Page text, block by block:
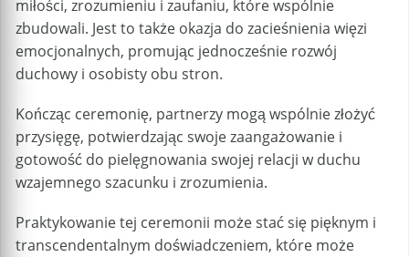
miłości, zrozumieniu i zaufaniu, które wspólnie
zbudowali. Jest to także okazja do zacieśnienia więzi
emocjonalnych, promując jednocześnie rozwój
duchowy i osobisty obu stron.
Kończąc ceremonię, partnerzy mogą wspólnie złożyć
przysięgę, potwierdzając swoje zaangażowanie i
gotowość do pielęgnowania swojej relacji w duchu
wzajemnego szacunku i zrozumienia.
Praktykowanie tej ceremonii może stać się pięknym i
transcendentalnym doświadczeniem, które może